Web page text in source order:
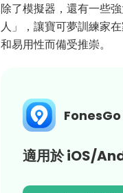
除了模擬器，還有一些
人」，讓寶可夢訓練家
和易用性而備受推崇。
適用於 iOS/